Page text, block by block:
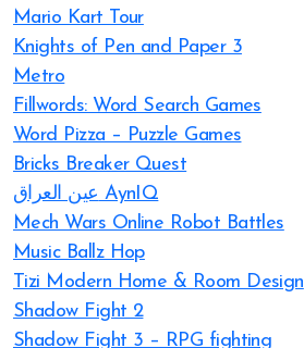
Mario Kart Tour
Knights of Pen and Paper 3
Metro
Fillwords: Word Search Games
Word Pizza – Puzzle Games
Bricks Breaker Quest
عين العراق AynIQ
Mech Wars Online Robot Battles
Music Ballz Hop
Tizi Modern Home & Room Design
Shadow Fight 2
Shadow Fight 3 – RPG fighting